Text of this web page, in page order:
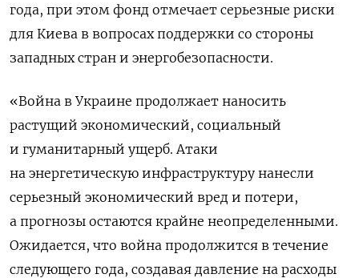
года, при этом фонд отмечает серьезные риски
для Киева в вопросах поддержки со стороны
западных стран и энергобезопасности.
«Война в Украине продолжает наносить
растущий экономический, социальный
и гуманитарный ущерб. Атаки
на энергетическую инфраструктуру нанесли
серьезный экономический вред и потери,
а прогнозы остаются крайне неопределенными.
Ожидается, что война продолжится в течение
следующего года, создавая давление на расходы